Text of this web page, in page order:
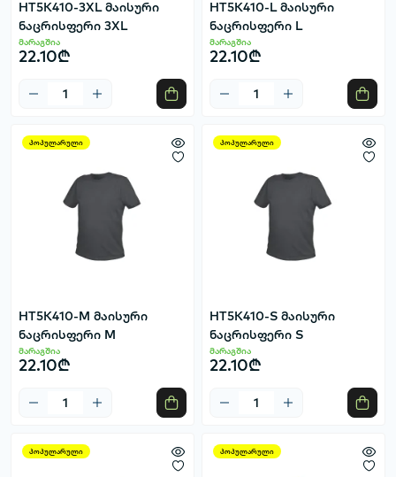
HT5K410-3XL მაისური
ნაცრისფერი 3XL
მარაგშია
22.10₾
HT5K410-L მაისური
ნაცრისფერი L
მარაგშია
22.10₾
პოპულარული
HT5K410-M მაისური
ნაცრისფერი M
მარაგშია
22.10₾
პოპულარული
HT5K410-S მაისური
ნაცრისფერი S
მარაგშია
22.10₾
პოპულარული პოპულარული